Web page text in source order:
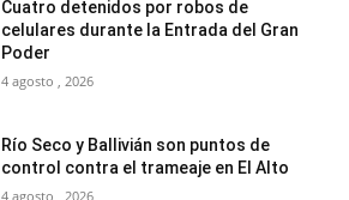
Cuatro detenidos por robos de
celulares durante la Entrada del Gran
Poder
4 agosto , 2026
Río Seco y Ballivián son puntos de
control contra el trameaje en El Alto
4 agosto , 2026